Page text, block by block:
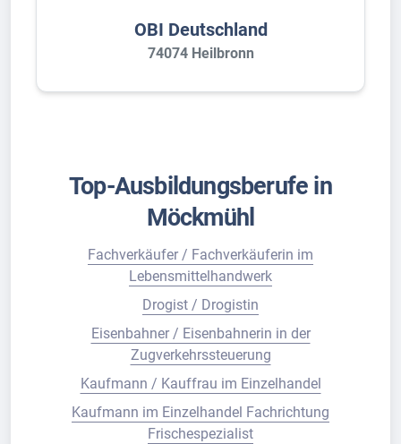
OBI Deutschland
74074 Heilbronn
Top-Ausbildungsberufe in
Möckmühl
Fachverkäufer / Fachverkäuferin im
Lebensmittelhandwerk
Drogist / Drogistin
Eisenbahner / Eisenbahnerin in der
Zugverkehrssteuerung
Kaufmann / Kauffrau im Einzelhandel
Kaufmann im Einzelhandel Fachrichtung
Frischespezialist